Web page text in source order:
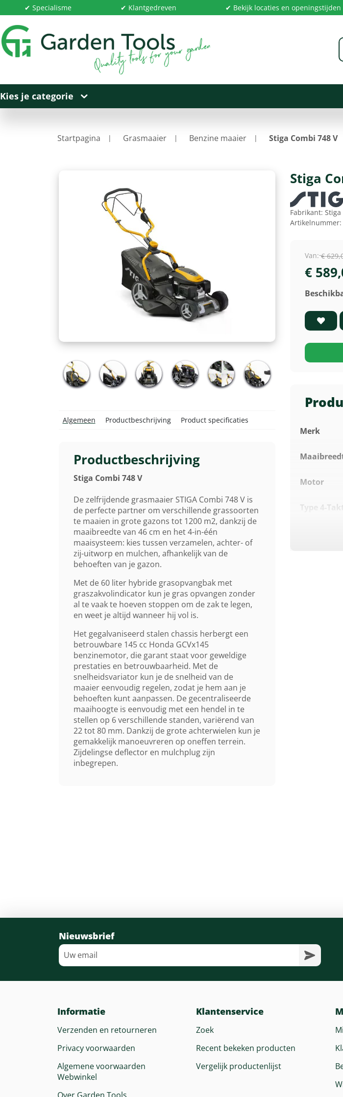
✔ Specialisme ✔ Klantgedreven ✔ Bekijk locaties en openingstijden
Kies je categorie
Startpagina Grasmaaier Benzine maaier Stiga Combi 748 V
Productbeschrijving
Stiga Combi 748 V
De zelfrijdende grasmaaier STIGA Combi 748 V is
de perfecte partner om verschillende grassoorten
te maaien in grote gazons tot 1200 m2, dankzij de
maaibreedte van 46 cm en het 4-in-één
maaisysteem: kies tussen verzamelen, achter- of
zij-uitworp en mulchen, afhankelijk van de
behoeften van je gazon.
Met de 60 liter hybride grasopvangbak met
graszakvolindicator kun je gras opvangen zonder
al te vaak te hoeven stoppen om de zak te legen,
en weet je altijd wanneer hij vol is.
Het gegalvaniseerd stalen chassis herbergt een
betrouwbare 145 cc Honda GCVx145
benzinemotor, die garant staat voor geweldige
prestaties en betrouwbaarheid. Met de
snelheidsvariator kun je de snelheid van de
maaier eenvoudig regelen, zodat je hem aan je
behoeften kunt aanpassen. De gecentraliseerde
maaihoogte is eenvoudig met een hendel in te
stellen op 6 verschillende standen, variërend van
22 tot 80 mm. Dankzij de grote achterwielen kun je
gemakkelijk manoeuvreren op oneffen terrein.
Zijdelingse deflector en mulchplug zijn
inbegrepen.
Algemeen Productbeschrijving Product specificaties
Stiga
Fabrikant: Stiga
Artikelnummer:
Van: €
€
Merk
Motor
Type 4-
Nieuwsbrief
Informatie
Verzenden en retourneren
Privacy voorwaarden
Algemene voorwaarden
Webwinkel
Klantenservice
Zoek
Recent bekeken producten
Vergelijk productenlijst